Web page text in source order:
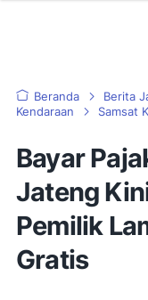
Beranda Berita
Kendaraan
Samsat
Bayar
Jateng
Pemilik
Gratis